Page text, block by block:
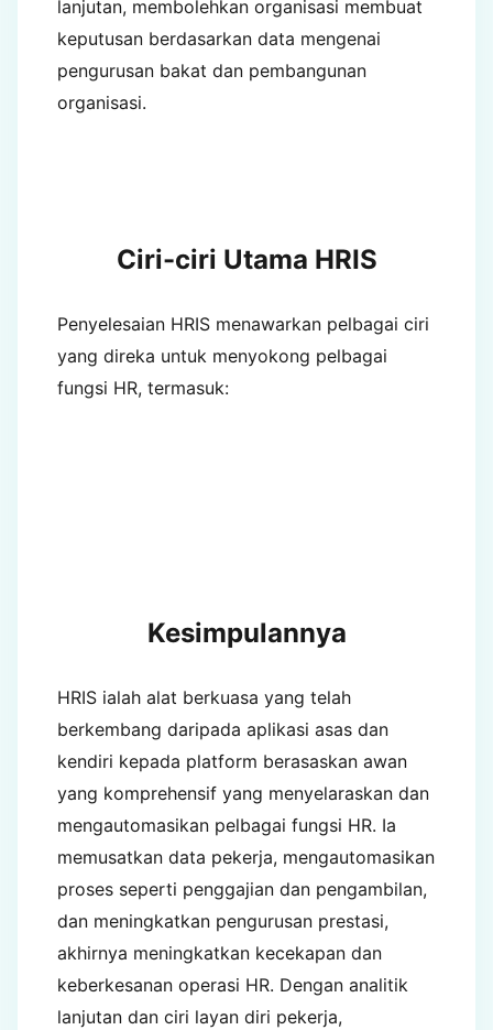
lanjutan, membolehkan organisasi membuat
keputusan berdasarkan data mengenai
pengurusan bakat dan pembangunan
organisasi.
Ciri-ciri Utama HRIS
Penyelesaian HRIS menawarkan pelbagai ciri
yang direka untuk menyokong pelbagai
fungsi HR, termasuk:
Kesimpulannya
HRIS ialah alat berkuasa yang telah
berkembang daripada aplikasi asas dan
kendiri kepada platform berasaskan awan
yang komprehensif yang menyelaraskan dan
mengautomasikan pelbagai fungsi HR. Ia
memusatkan data pekerja, mengautomasikan
proses seperti penggajian dan pengambilan,
dan meningkatkan pengurusan prestasi,
akhirnya meningkatkan kecekapan dan
keberkesanan operasi HR. Dengan analitik
lanjutan dan ciri layan diri pekerja,